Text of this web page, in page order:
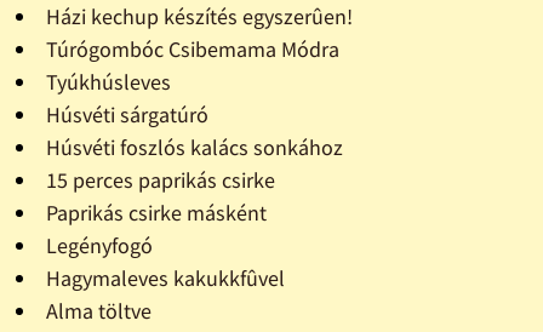
Házi kechup készítés egyszerûen!
Túrógombóc Csibemama Módra
Tyúkhúsleves
Húsvéti sárgatúró
Húsvéti foszlós kalács sonkához
15 perces paprikás csirke
Paprikás csirke másként
Legényfogó
Hagymaleves kakukkfûvel
Alma töltve